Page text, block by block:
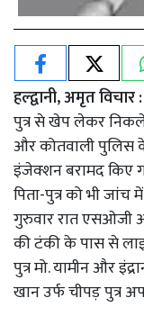
हल्द्वानी, अमृत विचार :
पुत्र से खेप लेकर
और कोतवाली पुलिस
इंजेक्शन बरामद किए
पिता-पुत्र को भी
गुरुवार रात एसओजी
की टंकी के पास से
पुत्र मो. यामीन और
खान उर्फ चीपड़ पुत्र